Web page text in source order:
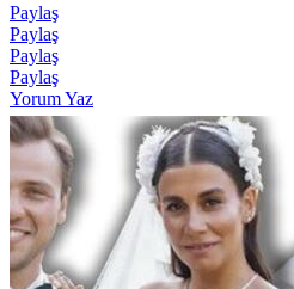
Paylaş
Paylaş
Paylaş
Paylaş
Yorum Yaz